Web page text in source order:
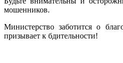
мошенников.
Министерство заботится о
призывает к бдительности!